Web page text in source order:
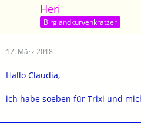
Heri
Birglandkurvenkratzer
17. März 2018
Hallo Claudia,
ich habe soeben für Trixi und